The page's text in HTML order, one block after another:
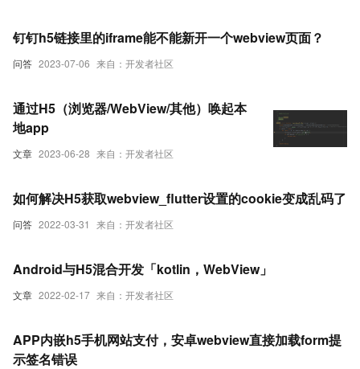
问答 2023-07-06 来自：开发者社区
钉钉h5链接里的iframe能不能新开一个webview页面？
文章 2023-06-28 来自：开发者社区
通过H5（浏览器/WebView/其他）唤起本
地app
问答 2022-03-31 来自：开发者社区
如何解决H5获取webview_flutter设置的cookie变成乱码了
文章 2022-02-17 来自：开发者社区
Android与H5混合开发「kotlin，WebView」
APP内嵌h5手机网站支付，安卓webview直接加载form提
示签名错误